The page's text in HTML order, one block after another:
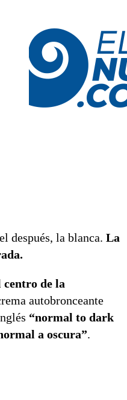
después, la blanca. La
centro de la
autobronceante
“normal to dark
a oscura”.